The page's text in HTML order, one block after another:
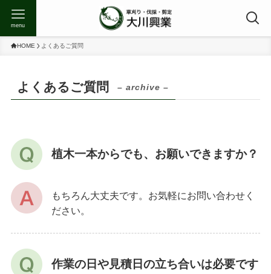
menu
HOME よくあるご質問
よくあるご質問 – archive –
植木一本からでも、お願いできますか？
もちろん大丈夫です。お気軽にお問い合わせく
ださい。
作業の日や見積日の立ち合いは必要です